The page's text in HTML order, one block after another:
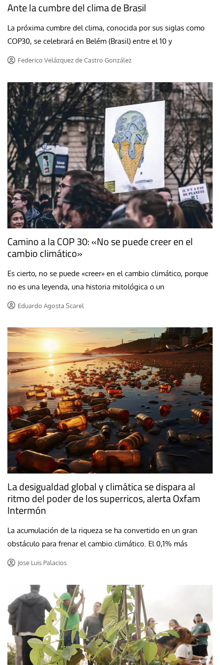
Ante la cumbre del clima de Brasil
La próxima cumbre del clima, conocida por sus siglas como
COP30, se celebrará en Belém (Brasil) entre el 10 y
Federico Velázquez de Castro González
Camino a la COP 30: «No se puede creer en el
cambio climático»
Es cierto, no se puede «creer» en el cambio climático, porque
no es una leyenda, una historia mitológica o un
Eduardo Agosta Scarel
La desigualdad global y climática se dispara al
ritmo del poder de los superricos, alerta Oxfam
Intermón
La acumulación de la riqueza se ha convertido en un gran
obstáculo para frenar el cambio climático. El 0,1% más
Jose Luis Palacios